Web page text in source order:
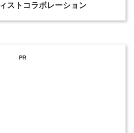
ィストコラボレーション
PR